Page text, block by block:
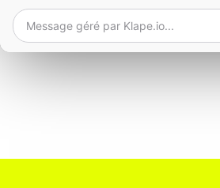
Message géré par Klape.io...